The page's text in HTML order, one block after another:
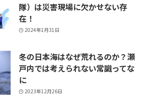
隊）は災害現場に欠かせない存
在！
2024年1月31日
冬の日本海はなぜ荒れるのか？瀬
戸内では考えられない常識ってな
に
2023年12月26日